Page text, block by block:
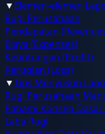
▼Elemen-elemen
Rugi Perusahaan
Pendapatan
Biaya (Expenses)
Keuntungan (Profit)
Kerugian (Loss)
▼Tips Menyusun
Rugi Perusahaan
Pahami Konsep
Laba Rugi